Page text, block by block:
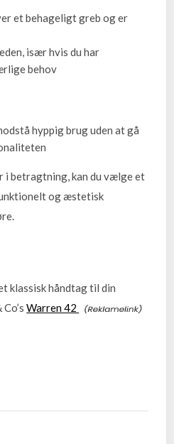
et behageligt greb og er
især hvis du har
behov
hyppig brug uden at gå
i betragtning, kan du vælge et
og æstetisk
klassisk håndtag til din
Co’sWarren 42